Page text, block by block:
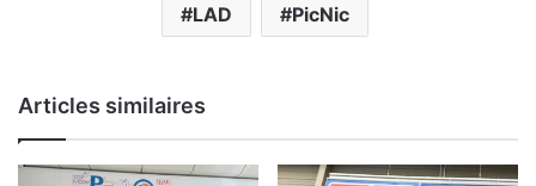
LAD PicNic
Articles similaires